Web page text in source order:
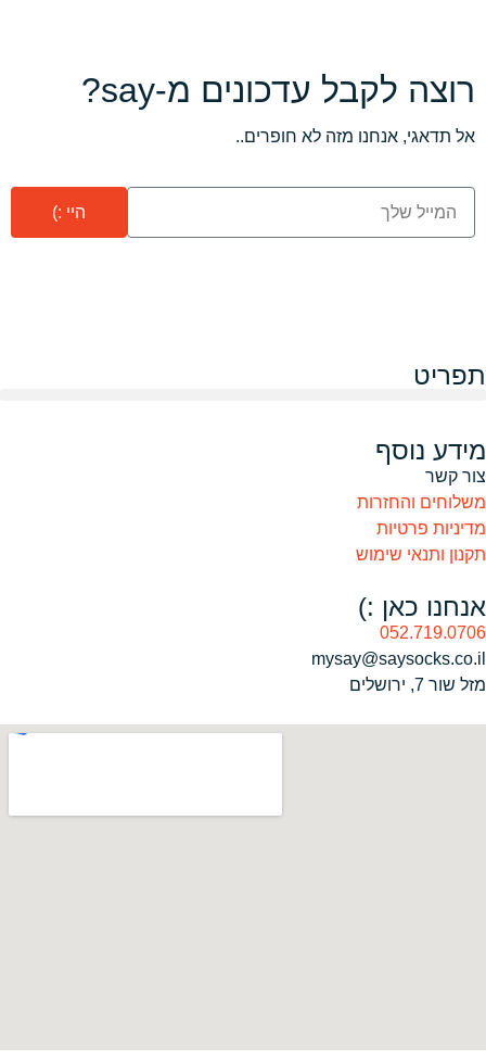
רוצה לקבל עדכונים מ-say?
אל תדאגי, אנחנו מזה לא חופרים..
היי :)
תפריט
מידע נוסף
צור קשר
משלוחים והחזרות
מדיניות פרטיות
תקנון ותנאי שימוש
אנחנו כאן :)
052.719.0706
mysay@saysocks.co.il‏
מזל שור 7, ירושלים